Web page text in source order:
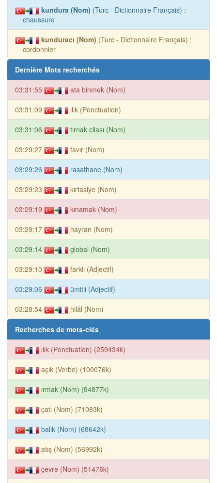
kundura (Nom) (Turc - Dictionnaire Français) :
chaussure
kunduracı (Nom) (Turc - Dictionnaire Français) :
cordonnier
Dernière Mots recherchés
03:31:55 ata binmek (Nom)
03:31:09 ılık (Ponctuation)
03:31:06 tırnak cilası (Nom)
03:29:27 tavır (Nom)
03:29:26 rasathane (Nom)
03:29:23 kırtasiye (Nom)
03:29:19 kınamak (Nom)
03:29:17 hayran (Nom)
03:29:14 global (Nom)
03:29:10 farklı (Adjectif)
03:29:06 ümitli (Adjectif)
03:28:54 hilâl (Nom)
Recherches de mots-clés
ılık (Ponctuation) (259434k)
açık (Verbe) (100076k)
ırmak (Nom) (94877k)
çatı (Nom) (71083k)
balık (Nom) (68642k)
atış (Nom) (56992k)
çevre (Nom) (51478k)